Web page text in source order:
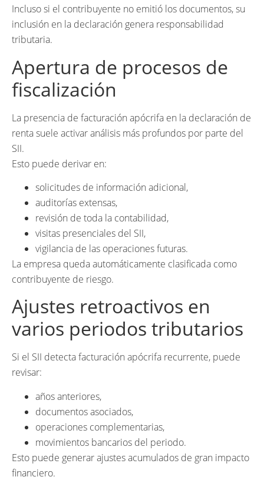
Incluso si el contribuyente no emitió los documentos, su
inclusión en la declaración genera responsabilidad
tributaria.
Apertura de procesos de
fiscalización
La presencia de facturación apócrifa en la declaración de
renta suele activar análisis más profundos por parte del
SII.
Esto puede derivar en:
solicitudes de información adicional,
auditorías extensas,
revisión de toda la contabilidad,
visitas presenciales del SII,
vigilancia de las operaciones futuras.
La empresa queda automáticamente clasificada como
contribuyente de riesgo.
Ajustes retroactivos en
varios periodos tributarios
Si el SII detecta facturación apócrifa recurrente, puede
revisar:
años anteriores,
documentos asociados,
operaciones complementarias,
movimientos bancarios del periodo.
Esto puede generar ajustes acumulados de gran impacto
financiero.